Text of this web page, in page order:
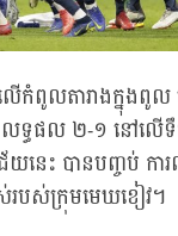
កំពូលតារាងក្នុងពូល
លទ្ធផល ២-១ នៅលើ
នេះ បានបញ្ចប់ កា
របស់ក្រុមមេឃខៀវ។